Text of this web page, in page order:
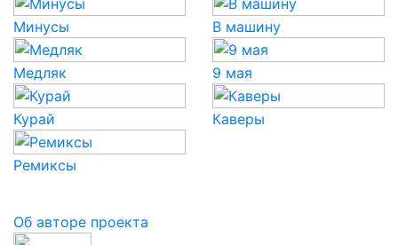
Минусы В машину
Медляк 9 мая
Курай Каверы
Ремиксы
Об авторе проекта